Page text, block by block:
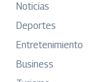
Noticias
Deportes
Entretenimiento
Business